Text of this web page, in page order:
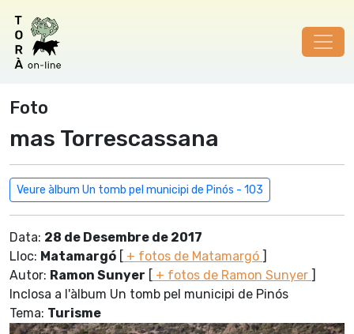
Foto
mas Torrescassana
Veure àlbum Un tomb pel municipi de Pinós - 103
Data: 28 de Desembre de 2017
Lloc: Matamargó [ + fotos de Matamargó ]
Autor: Ramon Sunyer [ + fotos de Ramon Sunyer ]
Inclosa a l'àlbum Un tomb pel municipi de Pinós
Tema: Turisme